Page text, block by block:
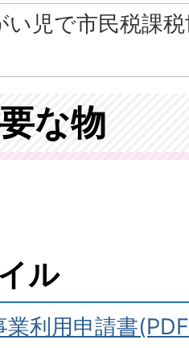
い児で市民税課
な物
ル
業利用申請書